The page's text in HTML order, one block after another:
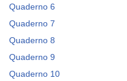
Quaderno 6
Quaderno 7
Quaderno 8
Quaderno 9
Quaderno 10